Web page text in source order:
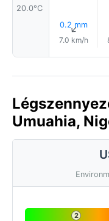
20.0°C
0.2 mm
↑
7.0 km/h
Umuahia,
2